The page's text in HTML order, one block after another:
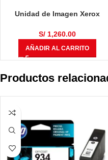
Unidad de Imagen Xerox
S/1,260.00
AÑADIR AL CARRITO
Productos